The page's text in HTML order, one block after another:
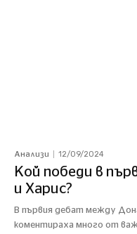
Анализи 12/09/2024
Кой победи в
и Харис?
В първия дебат между
коментираха много от